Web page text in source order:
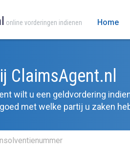
online vorderingen indienen Home
ClaimsAgent.nl
wilt u een geldvordering
met welke partij u zaken